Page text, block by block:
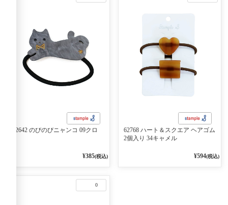
62642 のびのびニャンコ 09クロ
¥385(税込)
62768 ハート＆スクエア ヘアゴム
2個入り 34キャメル
¥594(税込)
0